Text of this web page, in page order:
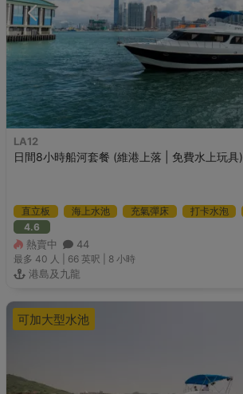
LA12
日間8小時船河套餐 (維港上落 | 免費水上玩具)
直立板 海上水池 充氣彈床 打卡水泡
4.6
熱賣中 44
最多 40 人 | 66 英呎 8 小時
港島及九龍
可加大型水池